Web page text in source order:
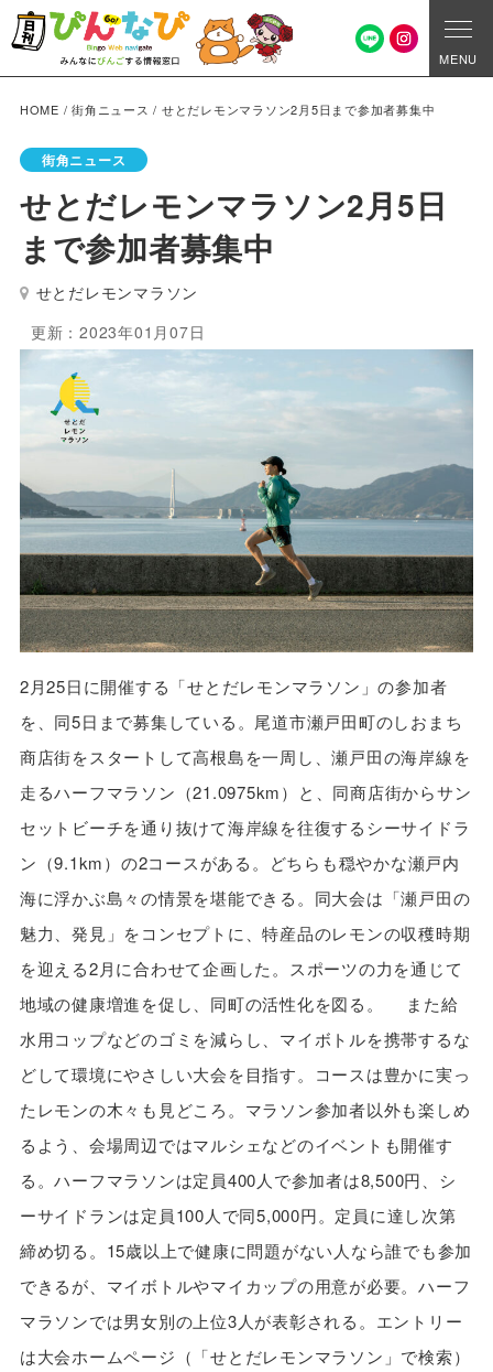
MENU
HOME /街角ニュース / せとだレモンマラソン2月5日まで参加者募集中
街角ニュース
せとだレモンマラソン2月5日
まで参加者募集中
せとだレモンマラソン
更新：2023年01月07日
2月25日に開催する「せとだレモンマラソン」の参加者
を、同5日まで募集している。尾道市瀬戸田町のしおまち
商店街をスタートして高根島を一周し、瀬戸田の海岸線を
走るハーフマラソン（21.0975km）と、同商店街からサン
セットビーチを通り抜けて海岸線を往復するシーサイドラ
ン（9.1km）の2コースがある。どちらも穏やかな瀬戸内
海に浮かぶ島々の情景を堪能できる。同大会は「瀬戸田の
魅力、発見」をコンセプトに、特産品のレモンの収穫時期
を迎える2月に合わせて企画した。スポーツの力を通じて
地域の健康増進を促し、同町の活性化を図る。 また給
水用コップなどのゴミを減らし、マイボトルを携帯するな
どして環境にやさしい大会を目指す。コースは豊かに実っ
たレモンの木々も見どころ。マラソン参加者以外も楽しめ
るよう、会場周辺ではマルシェなどのイベントも開催す
る。ハーフマラソンは定員400人で参加者は8,500円、シ
ーサイドランは定員100人で同5,000円。定員に達し次第
締め切る。15歳以上で健康に問題がない人なら誰でも参加
できるが、マイボトルやマイカップの用意が必要。ハーフ
マラソンでは男女別の上位3人が表彰される。エントリー
は大会ホームページ（「せとだレモンマラソン」で検索）